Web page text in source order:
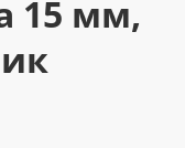
15 мм,